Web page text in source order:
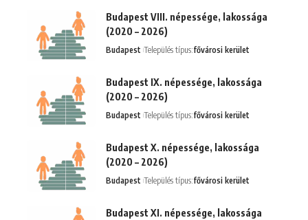
Budapest VIII. népessége, lakossága
(2020 – 2026)
Budapest Település típus:fővárosi kerület
Budapest IX. népessége, lakossága
(2020 – 2026)
Budapest Település típus:fővárosi kerület
Budapest X. népessége, lakossága
(2020 – 2026)
Budapest Település típus:fővárosi kerület
Budapest XI. népessége, lakossága